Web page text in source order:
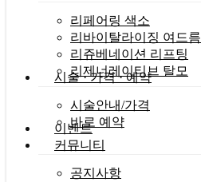
리페어링 색소
리바이탈라이징 여드름
리쥬베네이션 리프팅
리제너레이티브 탈모
시술 · 가격 · 예약
시술안내/가격
바로 예약
이벤트
커뮤니티
공지사항